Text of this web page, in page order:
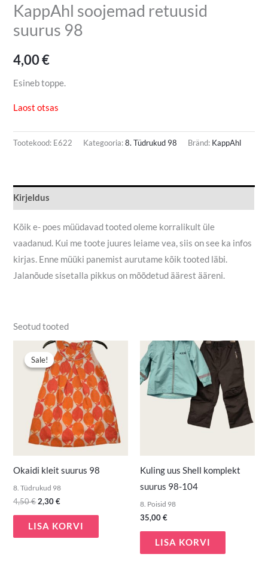
KappAhl soojemad retuusid
suurus 98
4,00€
Esineb toppe.
Laost otsas
Tootekood: E622 Kategooria:8. Tüdrukud 98 Bränd: KappAhl
Kirjeldus
Kõik e- poes müüdavad tooted oleme korralikult üle
vaadanud. Kui me toote juures leiame vea, siis on see ka infos
kirjas. Enne müüki panemist aurutame kõik tooted läbi.
Jalanõude sisetalla pikkus on mõõdetud äärest ääreni.
Seotud tooted
Sale!
Sale!
Okaidi kleit suurus 98
8. Tüdrukud 98
4,50€
Algne
hind
oli:
4,50 €.
2,30€
Praegune
hind
on:
2,30 €.
LISA KORVI
Kuling uus Shell komplekt
suurus 98-104
8. Poisid 98
35,00€
LISA KORVI